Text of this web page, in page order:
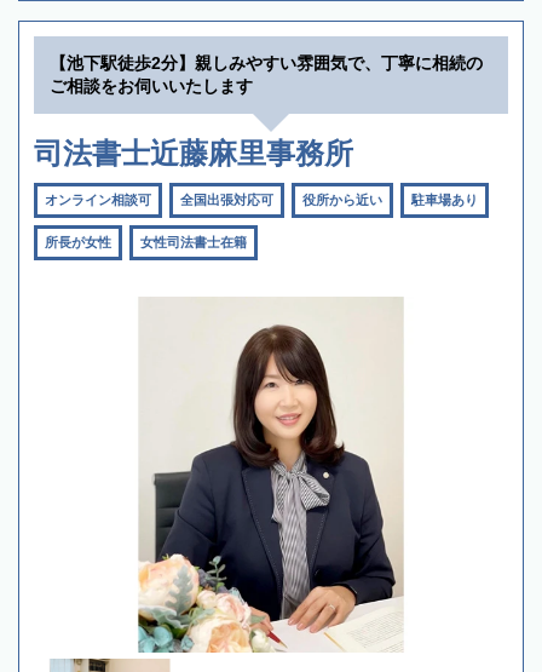
【池下駅徒歩2分】親しみやすい雰囲気で、丁寧に相続の
ご相談をお伺いいたします
司法書士近藤麻里事務所
オンライン相談可 全国出張対応可 役所から近い 駐車場あり
所長が女性 女性司法書士在籍